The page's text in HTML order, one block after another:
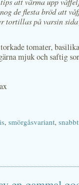
de flesta bröd att
tortillas på varsin
tomater,
mjuk och saftig
, smörgåsvariant, snabbt